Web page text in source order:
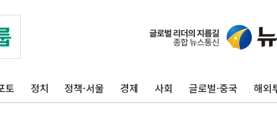
토 정치 정책·서울 경제 사회 글로벌·중국 해외
유럽증시, 美 고용 예상 밖 부진